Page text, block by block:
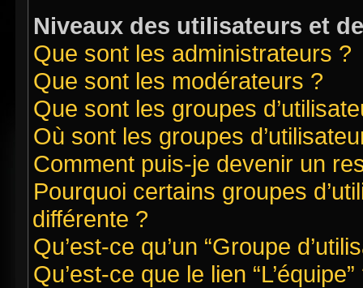
Niveaux des utilisateurs et
Que sont les administrateurs ?
Que sont les modérateurs ?
Que sont les groupes
Où sont les groupes
Comment puis-je devenir un
Pourquoi certains groupes
différente ?
Qu’est-ce qu’un “Groupe
Qu’est-ce que le lien “L’équipe”